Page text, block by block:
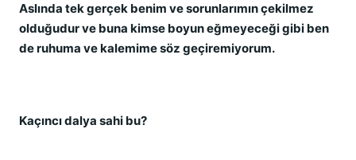
Aslında tek gerçek benim ve sorunlarımın çekilmez
olduğudur ve buna kimse boyun eğmeyeceği gibi ben
de ruhuma ve kalemime söz geçiremiyorum.
Kaçıncı dalya sahi bu?